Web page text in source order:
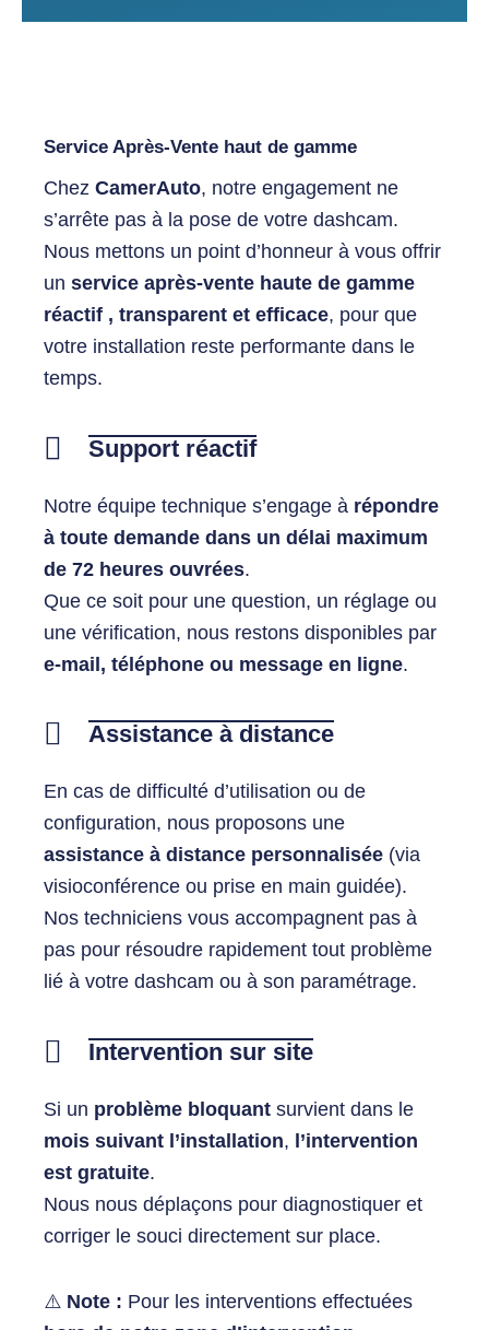
Service Après-Vente haut de gamme
Chez CamerAuto, notre engagement ne
s’arrête pas à la pose de votre dashcam.
Nous mettons un point d’honneur à vous offrir
un service après-vente haute de gamme
réactif , transparent et efficace, pour que
votre installation reste performante dans le
temps.
Support réactif
Notre équipe technique s’engage à répondre
à toute demande dans un délai maximum
de 72 heures ouvrées.
Que ce soit pour une question, un réglage ou
une vérification, nous restons disponibles par
e-mail, téléphone ou message en ligne.
Assistance à distance
En cas de difficulté d’utilisation ou de
configuration, nous proposons une
assistance à distance personnalisée (via
visioconférence ou prise en main guidée).
Nos techniciens vous accompagnent pas à
pas pour résoudre rapidement tout problème
lié à votre dashcam ou à son paramétrage.
Intervention sur site
Si un problème bloquant survient dans le
mois suivant l’installation, l’intervention
est gratuite.
Nous nous déplaçons pour diagnostiquer et
corriger le souci directement sur place.
⚠️ Note : Pour les interventions effectuées